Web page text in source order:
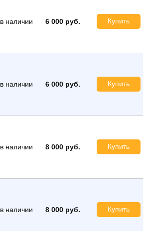
в наличии 6 000 руб. Купить
в наличии 6 000 руб. Купить
в наличии 8 000 руб. Купить
в наличии 8 000 руб. Купить